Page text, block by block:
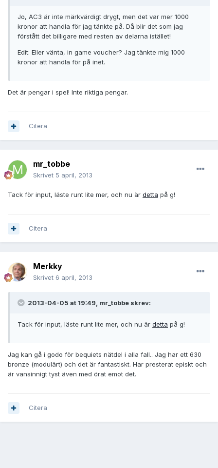
Jo, AC3 är inte märkvärdigt drygt, men det var mer 1000
kronor att handla för jag tänkte på. Då blir det som jag
förstått det billigare med resten av delarna istället!
Edit: Eller vänta, in game voucher? Jag tänkte mig 1000
kronor att handla för på inet.
Det är pengar i spel! Inte riktiga pengar.
Citera
mr_tobbe
Skrivet 5 april, 2013
Tack för input, läste runt lite mer, och nu är detta på g!
Citera
Merkky
Skrivet 6 april, 2013
2013-04-05 at 19:49, mr_tobbe skrev:
Tack för input, läste runt lite mer, och nu är detta på g!
Jag kan gå i godo för bequiets nätdel i alla fall.. Jag har ett 630
bronze (modulärt) och det är fantastiskt. Har presterat episkt och
är vansinnigt tyst även med örat emot det.
Citera